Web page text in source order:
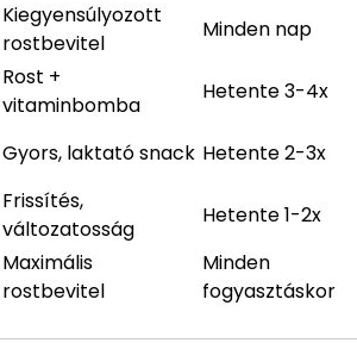
Kiegyensúlyozott
rostbevitel
Minden nap
Rost +
vitaminbomba
Hetente 3-4x
Gyors, laktató snack Hetente 2-3x
Frissítés,
változatosság
Hetente 1-2x
Maximális
rostbevitel
Minden
fogyasztáskor